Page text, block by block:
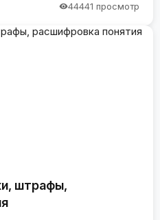
44441 просмотр
штрафы,